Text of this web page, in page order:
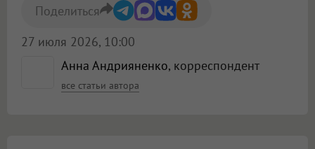
Анна Андрияненко, корреспондент
все статьи автора
27 июля 2026, 10:00
Поделиться